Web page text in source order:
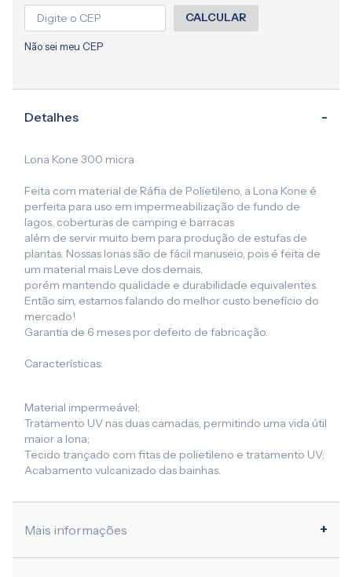
CALCULAR
Não sei meu CEP
Detalhes
Lona Kone 300 micra
Feita com material de Ráfia de Polietileno, a Lona Kone é
perfeita para uso em impermeabilização de fundo de
lagos, coberturas de camping e barracas
além de servir muito bem para produção de estufas de
plantas. Nossas lonas são de fácil manuseio, pois é feita de
um material mais Leve dos demais,
porém mantendo qualidade e durabilidade equivalentes.
Então sim, estamos falando do melhor custo benefício do
mercado!
Garantia de 6 meses por defeito de fabricação.
Características:
Material impermeável;
Tratamento UV nas duas camadas, permitindo uma vida útil
maior a lona;
Tecido trançado com fitas de polietileno e tratamento UV;
Acabamento vulcanizado das bainhas.
Mais informações